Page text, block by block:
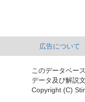
広告について
このデータベー
データ及び解説
Copyright (C)